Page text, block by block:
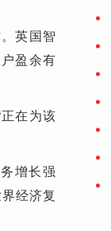
英国智
盈余有
在为该
增长强
经济复